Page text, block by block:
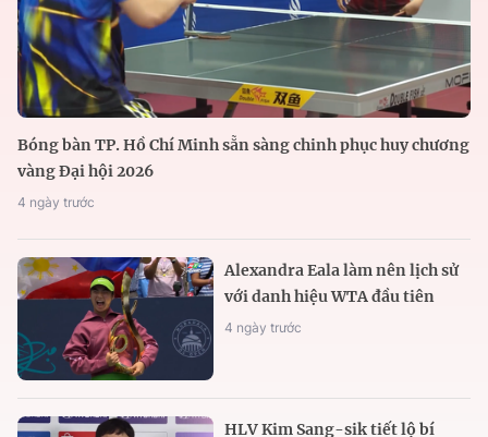
Bóng bàn TP. Hồ Chí Minh sẵn sàng chinh phục huy chương
vàng Đại hội 2026
4 ngày trước
Alexandra Eala làm nên lịch sử
với danh hiệu WTA đầu tiên
4 ngày trước
HLV Kim Sang-sik tiết lộ bí